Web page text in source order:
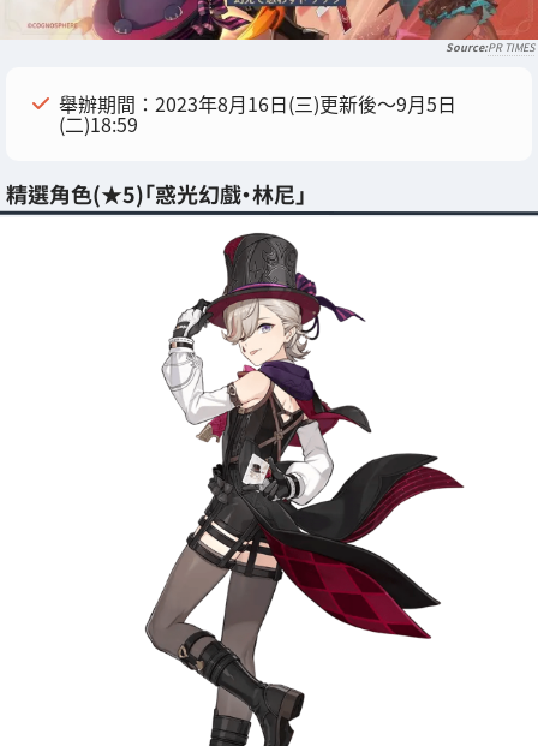
PR TIMES
舉辦期間：2023年8月16日(三)更新後～9月5日
(二)18:59
精選角色(★5)「惑光幻戲・林尼」